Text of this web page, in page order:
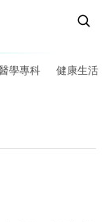
學專科 健康生活